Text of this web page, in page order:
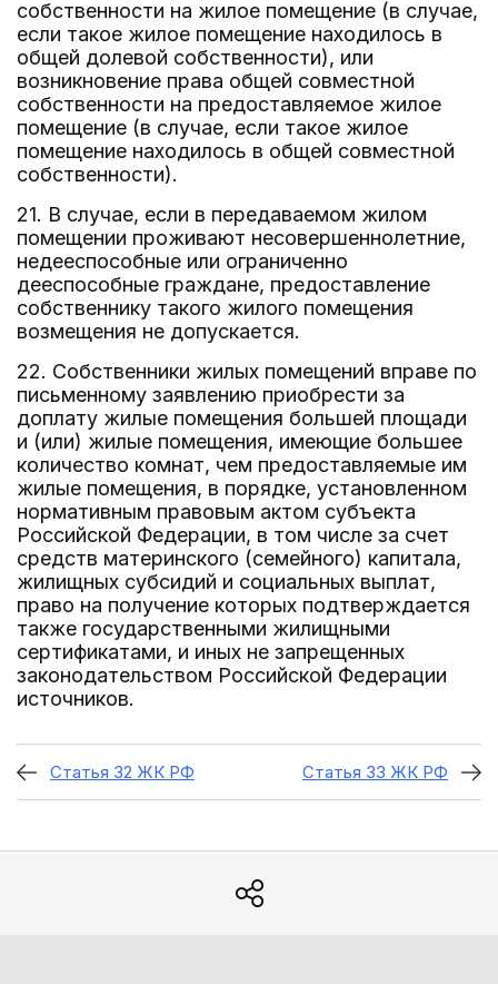
собственности на жилое помещение (в случае,
если такое жилое помещение находилось в
общей долевой собственности), или
возникновение права общей совместной
собственности на предоставляемое жилое
помещение (в случае, если такое жилое
помещение находилось в общей совместной
собственности).
21. В случае, если в передаваемом жилом
помещении проживают несовершеннолетние,
недееспособные или ограниченно
дееспособные граждане, предоставление
собственнику такого жилого помещения
возмещения не допускается.
22. Собственники жилых помещений вправе по
письменному заявлению приобрести за
доплату жилые помещения большей площади
и (или) жилые помещения, имеющие большее
количество комнат, чем предоставляемые им
жилые помещения, в порядке, установленном
нормативным правовым актом субъекта
Российской Федерации, в том числе за счет
средств материнского (семейного) капитала,
жилищных субсидий и социальных выплат,
право на получение которых подтверждается
также государственными жилищными
сертификатами, и иных не запрещенных
законодательством Российской Федерации
источников.
Статья 32 ЖК РФ Статья 33 ЖК РФ